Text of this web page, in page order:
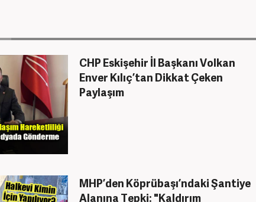
CHP Eskişehir İl Başkanı Volkan
Enver Kılıç’tan Dikkat Çeken
Paylaşım
MHP’den Köprübaşı’ndaki Şantiye
Alanına Tepki: "Kaldırım